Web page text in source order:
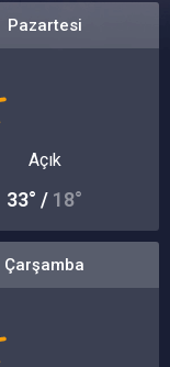
Pazartesi
Açık
33° / 18°
Çarşamba